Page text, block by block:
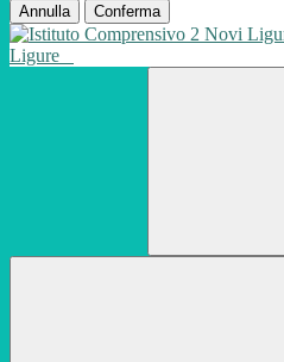
Annulla Conferma
Ligure